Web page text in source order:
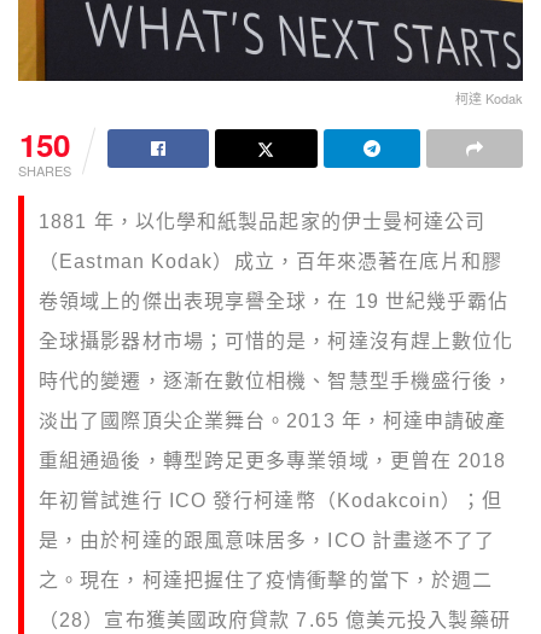
柯達 Kodak
150
SHARES
1881 年，以化學和紙製品起家的伊士曼柯達公司
（Eastman Kodak）成立，百年來憑著在底片和膠
卷領域上的傑出表現享譽全球，在 19 世紀幾乎霸佔
全球攝影器材市場；可惜的是，柯達沒有趕上數位化
時代的變遷，逐漸在數位相機、智慧型手機盛行後，
淡出了國際頂尖企業舞台。2013 年，柯達申請破產
重組通過後，轉型跨足更多專業領域，更曾在 2018
年初嘗試進行 ICO 發行柯達幣（Kodakcoin）；但
是，由於柯達的跟風意味居多，ICO 計畫遂不了了
之。現在，柯達把握住了疫情衝擊的當下，於週二
（28）宣布獲美國政府貸款 7.65 億美元投入製藥研